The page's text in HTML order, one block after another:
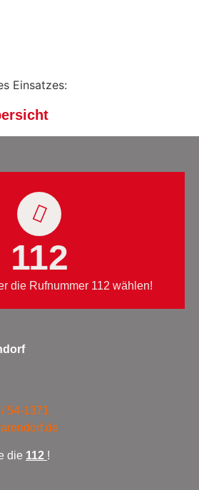
Einsatzes:
112
die Rufnummer 112 wählen!
54-1371
die 112 !